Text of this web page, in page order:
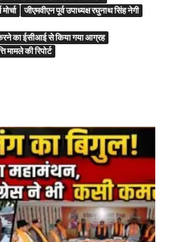
e
dI
n
gr
a
m
n
g
e
जीएमवीएन पूर्व उपाध्यक्ष रघुनाथ सिंह नेगी
करने का ईसीआई से किया गया आग्रह
मामले की रिपोर्ट